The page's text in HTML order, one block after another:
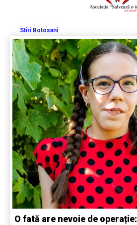
Stiri Botosani
O fată are nevoie de operație: